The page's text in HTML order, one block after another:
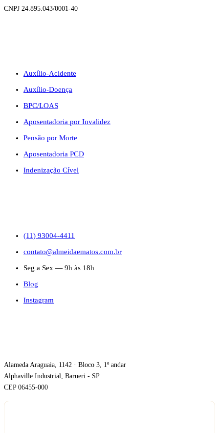
CNPJ 24.895.043/0001-40
Auxílio-Acidente
Auxílio-Doença
BPC/LOAS
Aposentadoria por Invalidez
Pensão por Morte
Aposentadoria PCD
Indenização Cível
(11) 93004-4411
contato@almeidaematos.com.br
Seg a Sex — 9h às 18h
Blog
Instagram
Alameda Araguaia, 1142 · Bloco 3, 1º andar
Alphaville Industrial, Barueri - SP
CEP 06455-000